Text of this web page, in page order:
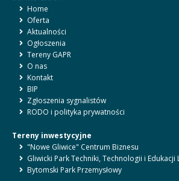
Home
Oferta
Aktualności
Ogłoszenia
Tereny GAPR
O nas
Kontakt
BIP
Zgłoszenia sygnalistów
RODO i polityka prywatności
Tereny inwestycyjne
"Nowe Gliwice" Centrum Biznesu
Gliwicki Park Techniki, Technologii i Edukacji
Bytomski Park Przemysłowy